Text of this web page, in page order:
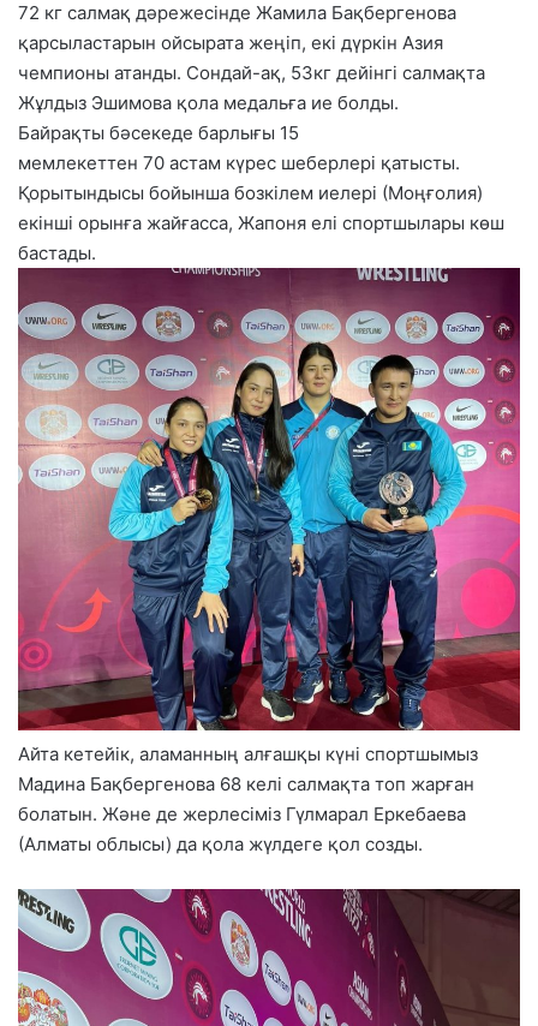
72 кг салмақ дәрежесінде Жамила Бақбергенова
қарсыластарын ойсырата жеңіп, екі дүркін Азия
чемпионы атанды. Сондай-ақ, 53кг дейінгі салмақта
Жұлдыз Эшимова қола медальға ие болды.
Байрақты бәсекеде барлығы 15
мемлекеттен 70 астам күрес шеберлері қатысты.
Қорытындысы бойынша бозкілем иелері (Моңғолия)
екінші орынға жайғасса, Жапоня елі спортшылары көш
бастады.
Айта кетейік, аламанның алғашқы күні спортшымыз
Мадина Бақбергенова 68 келі салмақта топ жарған
болатын. Және де жерлесіміз Гүлмарал Еркебаева
(Алматы облысы) да қола жүлдеге қол созды.